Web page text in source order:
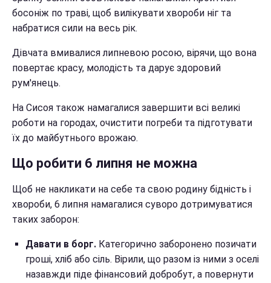
босоніж по траві, щоб вилікувати хвороби ніг та
набратися сили на весь рік.
Дівчата вмивалися липневою росою, вірячи, що вона
повертає красу, молодість та дарує здоровий
рум'янець.
На Сисоя також намагалися завершити всі великі
роботи на городах, очистити погреби та підготувати
їх до майбутнього врожаю.
Що робити 6 липня не можна
Щоб не накликати на себе та свою родину бідність і
хвороби, 6 липня намагалися суворо дотримуватися
таких заборон:
Давати в борг. Категорично заборонено позичати
гроші, хліб або сіль. Вірили, що разом із ними з оселі
назавжди піде фінансовий добробут, а повернути